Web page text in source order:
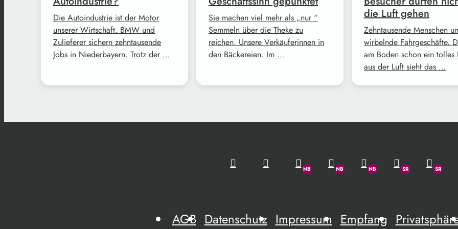
Die Autoindustrie ist der Motor
unserer Wirtschaft. BMW und
Zulieferer sichern zehntausende
Jobs in Niederbayern. Trotz der …
Sie machen viel mehr als „nur “
Semmeln über die Theke zu
reichen. Unsere Verkäuferinnen in
den Bäckereien. Im …
die Luft gehen
Zehntausende Menschen
wirbelnde Fahrgeschäfte.
am Boden schon ein
aus der Luft sieht das …
AGB Datenschutz Impressum Empfang